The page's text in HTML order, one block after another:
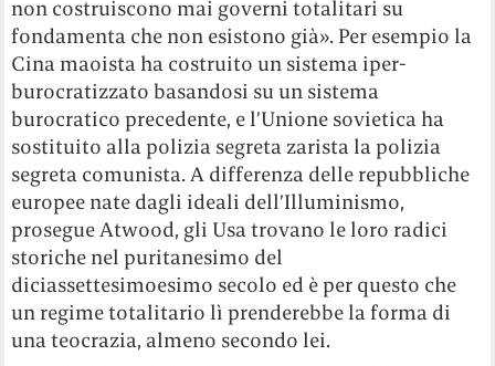
non costruiscono mai governi totalitari su
fondamenta che non esistono già». Per esempio la
Cina maoista ha costruito un sistema iper-
burocratizzato basandosi su un sistema
burocratico precedente, e l’Unione sovietica ha
sostituito alla polizia segreta zarista la polizia
segreta comunista. A differenza delle repubbliche
europee nate dagli ideali dell’Illuminismo,
prosegue Atwood, gli Usa trovano le loro radici
storiche nel puritanesimo del
diciassettesimoesimo secolo ed è per questo che
un regime totalitario lì prenderebbe la forma di
una teocrazia, almeno secondo lei.